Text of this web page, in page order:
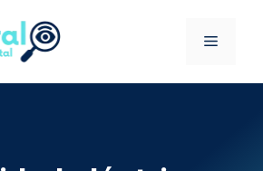
MENÚ